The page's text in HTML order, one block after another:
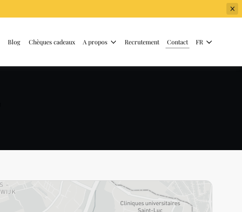
Blog Chèques cadeaux A propos Recrutement Contact FR